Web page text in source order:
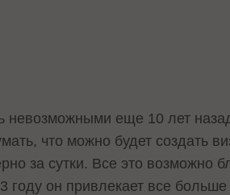
невозможными еще 10 лет
что можно будет создать
за сутки. Все это возможно
году он привлекает все